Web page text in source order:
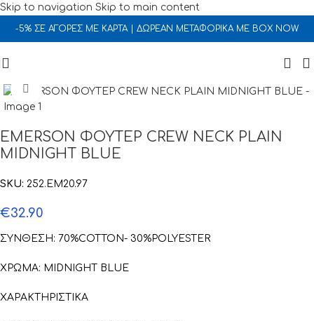
Skip to navigation Skip to main content
-5% ΣΕ ΑΓΟΡΕΣ ΜΕ ΚΑΡΤΑ | ΔΩΡΕΑΝ ΜΕΤΑΦΟΡΙΚΑ ΜΕ BOX NOW
Click to enlarge
EMERSON ΦΟΥΤΕΡ CREW NECK PLAIN
MIDNIGHT BLUE
SKU: 252.EM20.97
€32.90
ΣΥΝΘΕΣΗ: 70%COTTON- 30%POLYESTER
ΧΡΩΜΑ: MIDNIGHT BLUE
ΧΑΡΑΚΤΗΡΙΣΤΙΚΑ